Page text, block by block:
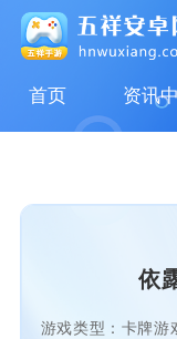
首页 资讯
依
游戏类型：卡牌游